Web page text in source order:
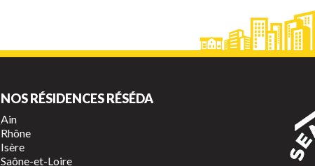
NOS RÉSIDENCES RÉSÉDA
Ain
Rhône
Isère
Saône-et-Loire